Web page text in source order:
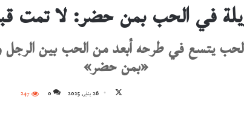
في الحب بمن حضر: لا تمت
والحب يتسع في طرحه أبعد من الحب بين الرجل
«بمن حضر»
26 يناير، 2025 0
247